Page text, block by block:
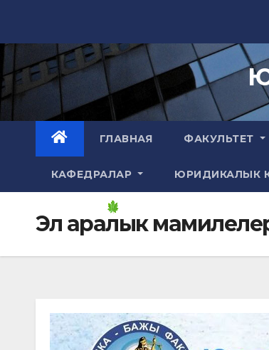
ГЛАВНАЯ ФАКУЛЬТЕТ
КАФЕДРАЛАР ЮРИДИКАЛЫК
Эл аралык